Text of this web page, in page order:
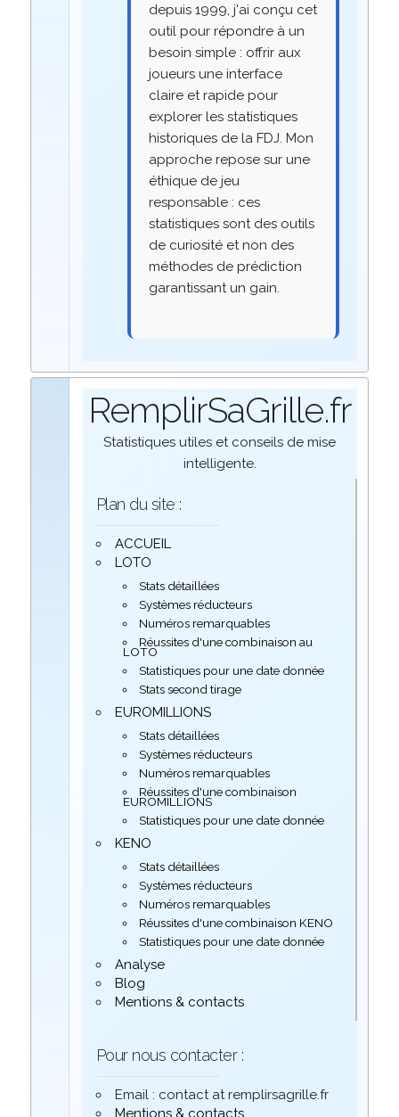
depuis 1999, j'ai conçu cet
outil pour répondre à un
besoin simple : offrir aux
joueurs une interface
claire et rapide pour
explorer les statistiques
historiques de la FDJ. Mon
approche repose sur une
éthique de jeu
responsable : ces
statistiques sont des outils
de curiosité et non des
méthodes de prédiction
garantissant un gain.
RemplirSaGrille.fr
Statistiques utiles et conseils de mise
intelligente.
Plan du site :
ACCUEIL
LOTO
Stats détaillées
Systèmes réducteurs
Numéros remarquables
Réussites d'une combinaison au
LOTO
Statistiques pour une date donnée
Stats second tirage
EUROMILLIONS
Stats détaillées
Systèmes réducteurs
Numéros remarquables
Réussites d'une combinaison
EUROMILLIONS
Statistiques pour une date donnée
KENO
Stats détaillées
Systèmes réducteurs
Numéros remarquables
Réussites d'une combinaison KENO
Statistiques pour une date donnée
Analyse
Blog
Mentions & contacts
Pour nous contacter :
Email : contact at remplirsagrille.fr
Mentions & contacts